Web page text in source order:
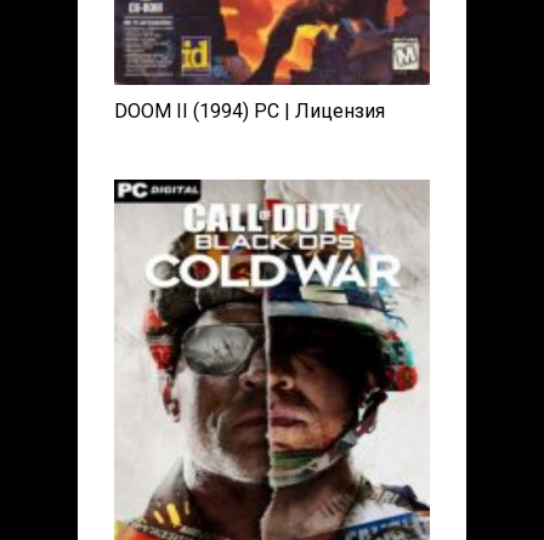
DOOM II (1994) PC | Лицензия